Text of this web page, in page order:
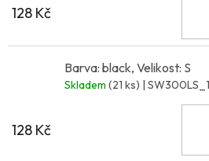
128 Kč
Barva: black, Velikost: S
Skladem (21 ks) |
128 Kč